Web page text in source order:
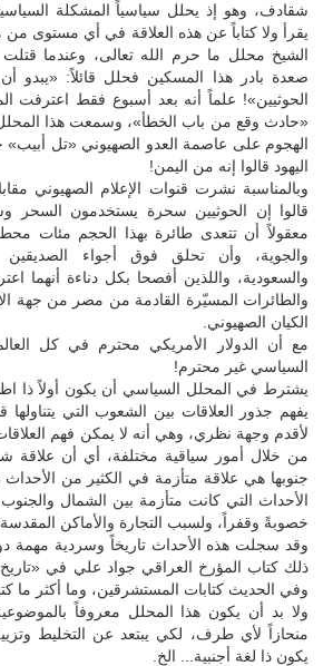
شقادف، وهو إذ يحلل سياسياً المشكلة
يقرأ ولا كتاباً عن هذه العلاقة في أي مستوى
الشيخ محلل ما حرم الله تعالى، وعندما
صعدة بادر هذا المسكين فحلل قائلاً: «يبدو أن
الحوثيين»! علماً أنه بعد أسبوع فقط اعترفت
«حادث وقع من باب الخطأ»، وسمعت هذا
الهجوم على عاصمة العدو الصهيوني «تل
اليهود قالوا إنه من اليمن!
وبالمناسبة نشرت قنوات الإعلام الصهيوني
قالوا إن الحوثيين سحرة يستخدمون السحر
معقولاً أن تتعدى طائرة بهذا الحجم مئات
والجوية، وأن تحلق فوق أجواء
والسعودية، واللذين أفصحا بكل دناءة أنهما
والطائرات المسيّرة القادمة من مصر من جهة
الكيان الصهيوني.
مع أن الدولار الأمريكي محترم في كل
السياسي غير محترم!
يشترط في المحلل السياسي أن يكون أولاً ذا
يفهم جذور العلاقات بين الشعوب التي يتناولها
لأقدم وجهة نظري، وهي أنه لا يمكن فهم العلاقات
من خلال أمور سياقية مختلفة، أي أن علاقة
جنوبها هي علاقة متأزمة في الكثير من
الأحداث التي كانت متأزمة بين الشمال
خصوبةً وقفراً، ولسبب التجارة والأماكن المقدسة.
وقد سجلت هذه الأحداث تاريخاً وسردية مهمة
ذلك كتاب المؤرخ العراقي جواد علي في
وفي الحديث كتابات المستشرقين، وما أكثر ما
ولا بد أن يكون هذا المحلل معروفاً
منحازاً لأي طرف، لكي يبتعد عن التخليط
يكون ذا لغة أجنبية... الخ.